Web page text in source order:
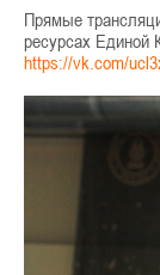
Прямые
ресурсах Единой
https://vk.com/